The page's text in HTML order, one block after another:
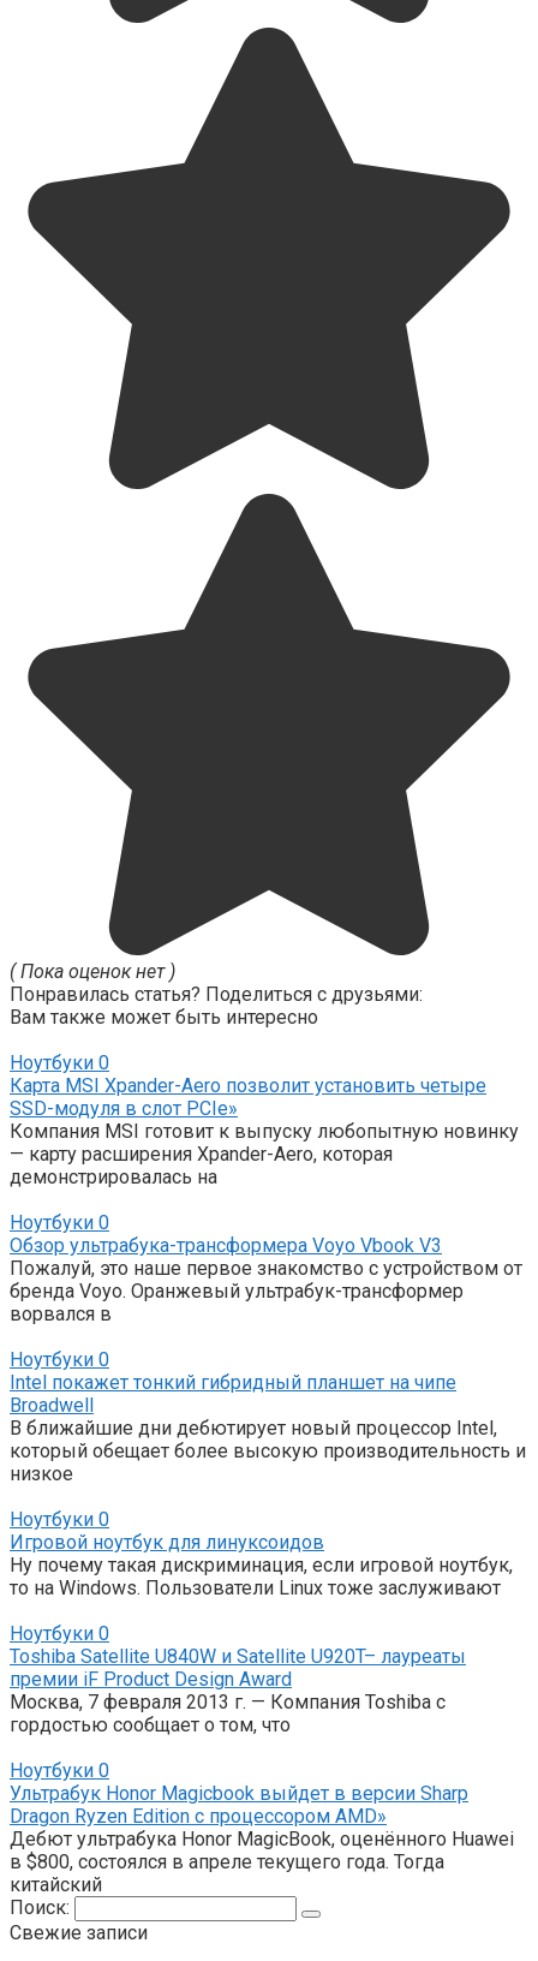
( Пока оценок нет )
Понравилась статья? Поделиться с друзьями:
Вам также может быть интересно
Ноутбуки 0
Карта MSI Xpander-Aero позволит установить четыре
SSD-модуля в слот PCIe»
Компания MSI готовит к выпуску любопытную новинку
— карту расширения Xpander-Aero, которая
демонстрировалась на
Ноутбуки 0
Обзор ультрабука-трансформера Voyo Vbook V3
Пожалуй, это наше первое знакомство с устройством от
бренда Voyo. Оранжевый ультрабук-трансформер
ворвался в
Ноутбуки 0
Intel покажет тонкий гибридный планшет на чипе
Broadwell
В ближайшие дни дебютирует новый процессор Intel,
который обещает более высокую производительность и
низкое
Ноутбуки 0
Игровой ноутбук для линуксоидов
Ну почему такая дискриминация, если игровой ноутбук,
то на Windows. Пользователи Linux тоже заслуживают
Ноутбуки 0
Toshiba Satellite U840W и Satellite U920T– лауреаты
премии iF Product Design Award
Москва, 7 февраля 2013 г. — Компания Toshiba с
гордостью сообщает о том, что
Ноутбуки 0
Ультрабук Honor Magicbook выйдет в версии Sharp
Dragon Ryzen Edition с процессором AMD»
Дебют ультрабука Honor MagicBook, оценённого Huawei
в $800, состоялся в апреле текущего года. Тогда
китайский
Поиск:
Свежие записи